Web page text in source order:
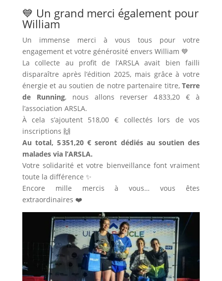
💙 Un grand merci également pour
William
Un immense merci à vous tous pour votre
engagement et votre générosité envers William 💙
La collecte au profit de l’ARSLA avait bien failli
disparaître après l’édition 2025, mais grâce à votre
énergie et au soutien de notre partenaire titre,Terre
de Running, nous allons reverser 4 833,20 € à
l’association ARSLA.
À cela s’ajoutent 518,00 € collectés lors de vos
inscriptions 🙌
Au total, 5 351,20 € seront dédiés au soutien des
malades via l’ARSLA.
Votre solidarité et votre bienveillance font vraiment
toute la différence ✨
Encore mille mercis à vous… vous êtes
extraordinaires ❤️